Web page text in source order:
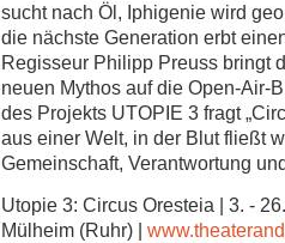
sucht nach Öl, Iphigenie wird
die nächste Generation erbt
Regisseur Philipp Preuss bringt
neuen Mythos auf die Open-Air-
des Projekts UTOPIE 3 fragt
aus einer Welt, in der Blut fließt
Gemeinschaft, Verantwortung
Utopie 3: Circus Oresteia | 3. -
Mülheim (Ruhr) |